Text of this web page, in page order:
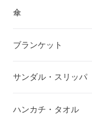
傘
ブランケット
サンダル・スリッパ
ハンカチ・タオル